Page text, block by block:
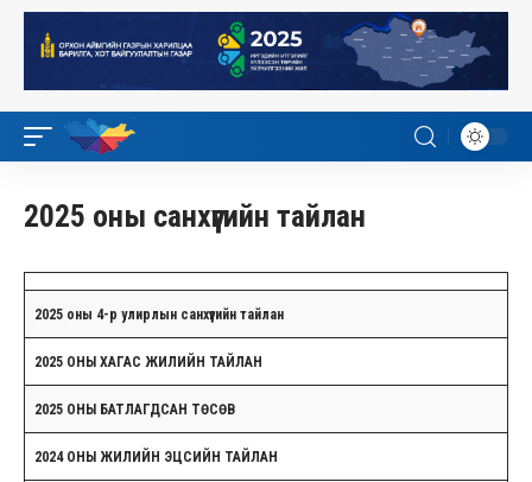
2025 оны санхүүгийн тайлан
2025 оны 4-р улирлын санхүүгийн тайлан
2025 ОНЫ ХАГАС ЖИЛИЙН ТАЙЛАН
2025 ОНЫ БАТЛАГДСАН ТӨСӨВ
2024 ОНЫ ЖИЛИЙН ЭЦСИЙН ТАЙЛАН